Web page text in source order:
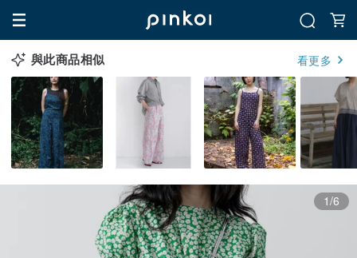
與此商品相似 看更多
1/6